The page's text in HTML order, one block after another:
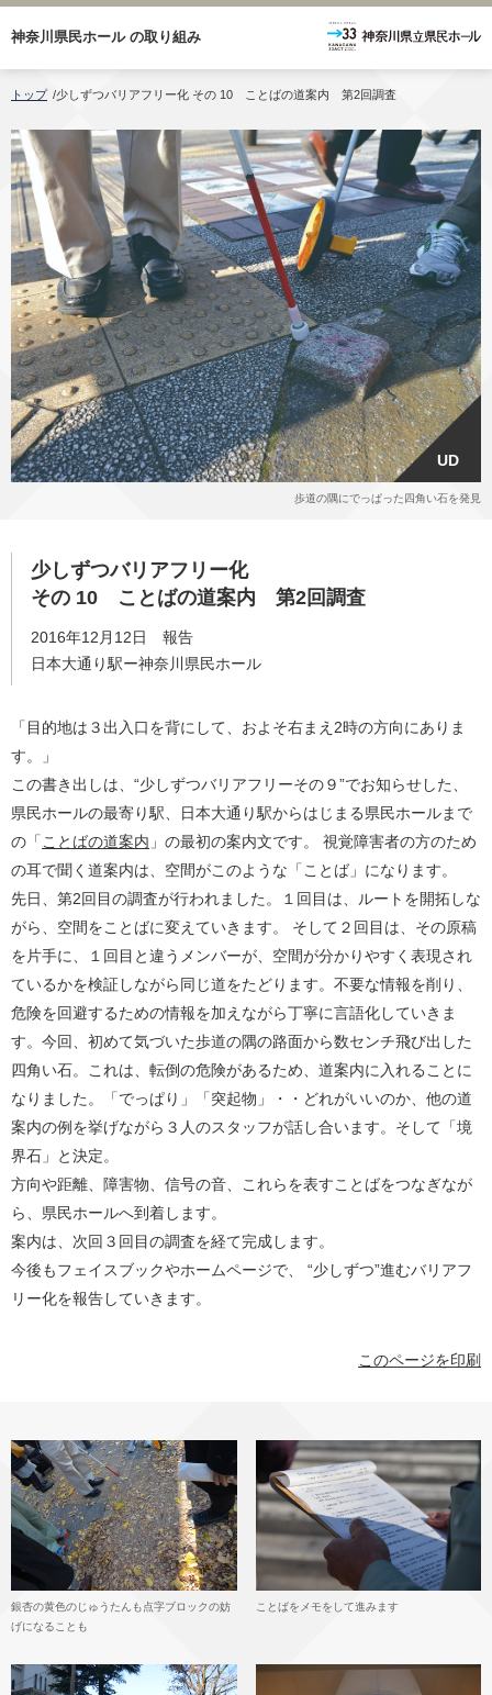
神奈川県民ホールの取り組み
トップ /少しずつバリアフリー化 その 10 ことばの道案内 第2回調査
UD
歩道の隅にでっぱった四角い石を発見
少しずつバリアフリー化
その 10 ことばの道案内 第2回調査
2016年12月12日 報告
日本大通り駅ー神奈川県民ホール
「目的地は３出入口を背にして、およそ右まえ2時の方向にありま
す。」
この書き出しは、“少しずつバリアフリーその９”でお知らせした、
県民ホールの最寄り駅、日本大通り駅からはじまる県民ホールまで
の「 ことばの道案内 」の最初の案内文です。 視覚障害者の方のため
の耳で聞く道案内は、空間がこのような「ことば」になります。
先日、第2回目の調査が行われました。１回目は、ルートを開拓しな
がら、空間をことばに変えていきます。 そして２回目は、その原稿
を片手に、１回目と違うメンバーが、空間が分かりやすく表現され
ているかを検証しながら同じ道をたどります。不要な情報を削り、
危険を回避するための情報を加えながら丁寧に言語化していきま
す。今回、初めて気づいた歩道の隅の路面から数センチ飛び出した
四角い石。これは、転倒の危険があるため、道案内に入れることに
なりました。「でっぱり」「突起物」・・どれがいいのか、他の道
案内の例を挙げながら３人のスタッフが話し合います。そして「境
界石」と決定。
方向や距離、障害物、信号の音、これらを表すことばをつなぎなが
ら、県民ホールへ到着します。
案内は、次回３回目の調査を経て完成します。
今後もフェイスブックやホームページで、 “少しずつ”進むバリアフ
リー化を報告していきます。
このページを印刷
銀杏の黄色のじゅうたんも点字ブロックの妨
げになることも
ことばをメモをして進みます